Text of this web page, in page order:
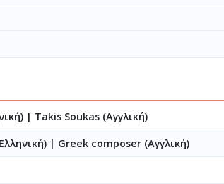
| Takis Soukas (Αγγλική)
| Greek composer (Αγγλική)